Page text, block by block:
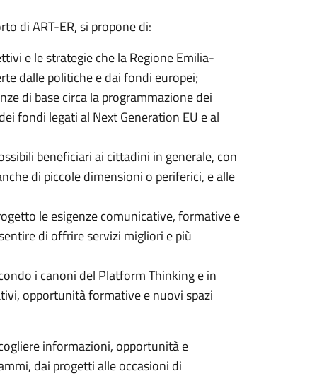
di ART-ER, si propone di:
e le strategie che la Regione Emilia-
dalle politiche e dai fondi europei;
di base circa la programmazione dei
fondi legati al Next Generation EU e al
beneficiari ai cittadini in generale, con
di piccole dimensioni o periferici, e alle
le esigenze comunicative, formative e
di offrire servizi migliori e più
i canoni del Platform Thinking e in
opportunità formative e nuovi spazi
informazioni, opportunità e
dai progetti alle occasioni di